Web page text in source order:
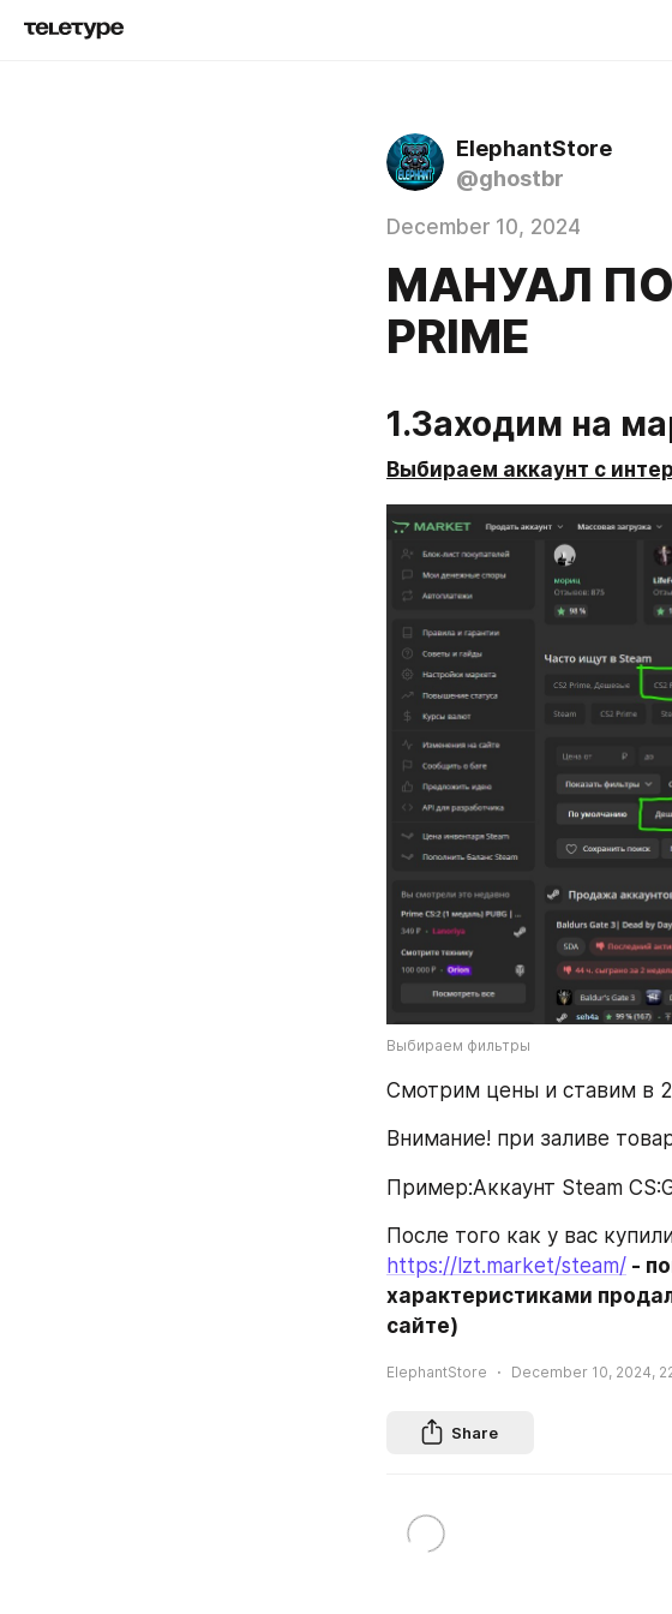
ElephantStore
@ghostbr
December 10, 2024
МАНУАЛ
PRIME
1.Заходим на
Выбираем аккаунт с
Выбираем фильтры
Смотрим цены и ставим в
Внимание! при заливе
Пример:Аккаунт Steam
https://lzt.market/steam/ -
характеристиками
сайте)
ElephantStore December 10, 2024,
Share